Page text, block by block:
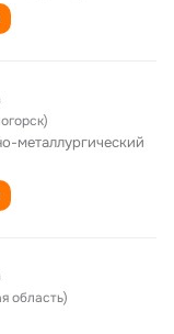
металлургический
область)